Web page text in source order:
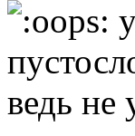
ведь не